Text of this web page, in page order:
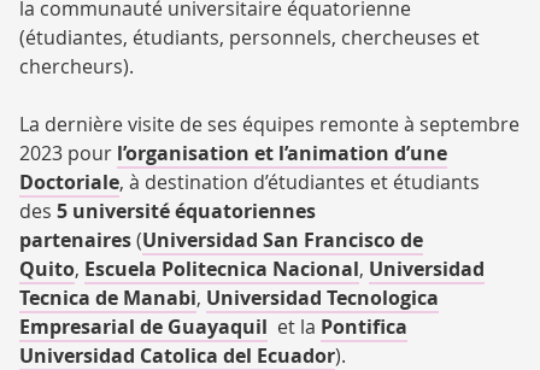
la communauté universitaire équatorienne
(étudiantes, étudiants, personnels, chercheuses et
chercheurs).
La dernière visite de ses équipes remonte à septembre
2023 pour l’organisation et l’animation d’une
Doctoriale, à destination d’étudiantes et étudiants
des 5 université équatoriennes
partenaires(Universidad San Francisco de
Quito, Escuela Politecnica Nacional, Universidad
Tecnica de Manabi, Universidad Tecnologica
Empresarial de Guayaquil et la Pontifica
Universidad Catolica del Ecuador).